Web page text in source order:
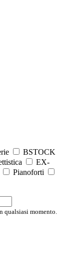
BSTOCK
EX-
Pianoforti
qualsiasi momento.